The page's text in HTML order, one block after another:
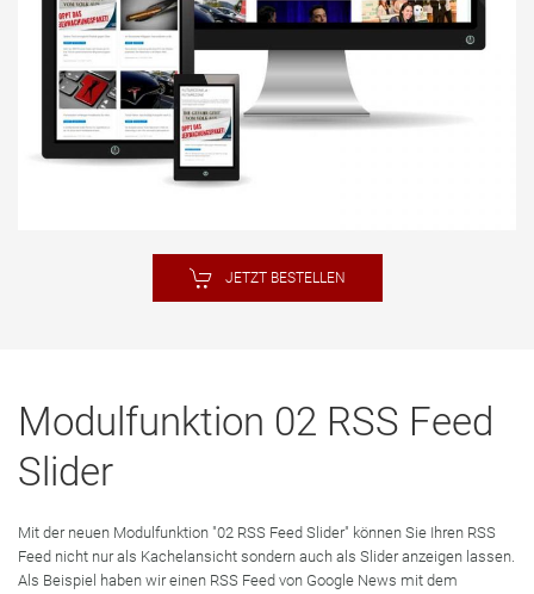
JETZT BESTELLEN
Modulfunktion 02 RSS Feed
Slider
Mit der neuen Modulfunktion "02 RSS Feed Slider" können Sie Ihren RSS
Feed nicht nur als Kachelansicht sondern auch als Slider anzeigen lassen.
Als Beispiel haben wir einen RSS Feed von Google News mit dem